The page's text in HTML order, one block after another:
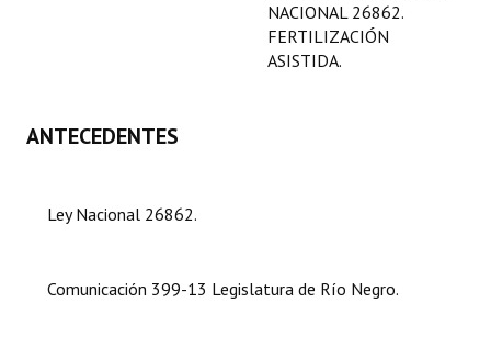
Reglamento Interno
DOCUMENTOS
NACIONAL 26862.
FERTILIZACIÓN
ASISTIDA.
ANTECEDENTES
Ley Nacional 26862.
Comunicación 399-13 Legislatura de Río Negro.